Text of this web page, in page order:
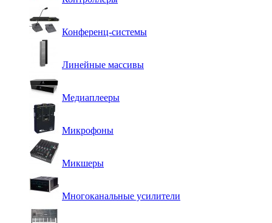
Конференц-системы
Линейные массивы
Медиаплееры
Микрофоны
Микшеры
Многоканальные усилители